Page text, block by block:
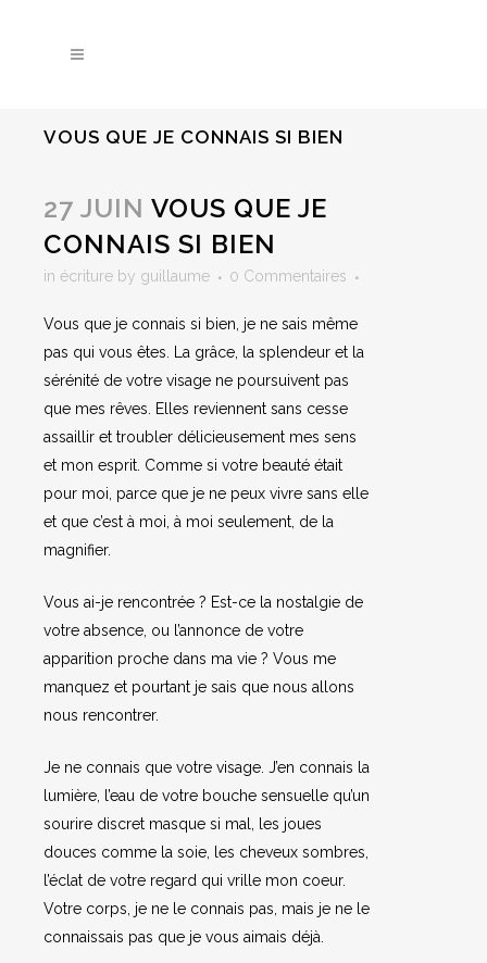
VOUS QUE JE CONNAIS SI BIEN
27 JUIN VOUS QUE JE
CONNAIS SI BIEN
in écriture by guillaume 0 Commentaires
Vous que je connais si bien, je ne sais même
pas qui vous êtes. La grâce, la splendeur et la
sérénité de votre visage ne poursuivent pas
que mes rêves. Elles reviennent sans cesse
assaillir et troubler délicieusement mes sens
et mon esprit. Comme si votre beauté était
pour moi, parce que je ne peux vivre sans elle
et que c’est à moi, à moi seulement, de la
magnifier.
Vous ai-je rencontrée ? Est-ce la nostalgie de
votre absence, ou l’annonce de votre
apparition proche dans ma vie ? Vous me
manquez et pourtant je sais que nous allons
nous rencontrer.
Je ne connais que votre visage. J’en connais la
lumière, l’eau de votre bouche sensuelle qu’un
sourire discret masque si mal, les joues
douces comme la soie, les cheveux sombres,
l’éclat de votre regard qui vrille mon coeur.
Votre corps, je ne le connais pas, mais je ne le
connaissais pas que je vous aimais déjà.